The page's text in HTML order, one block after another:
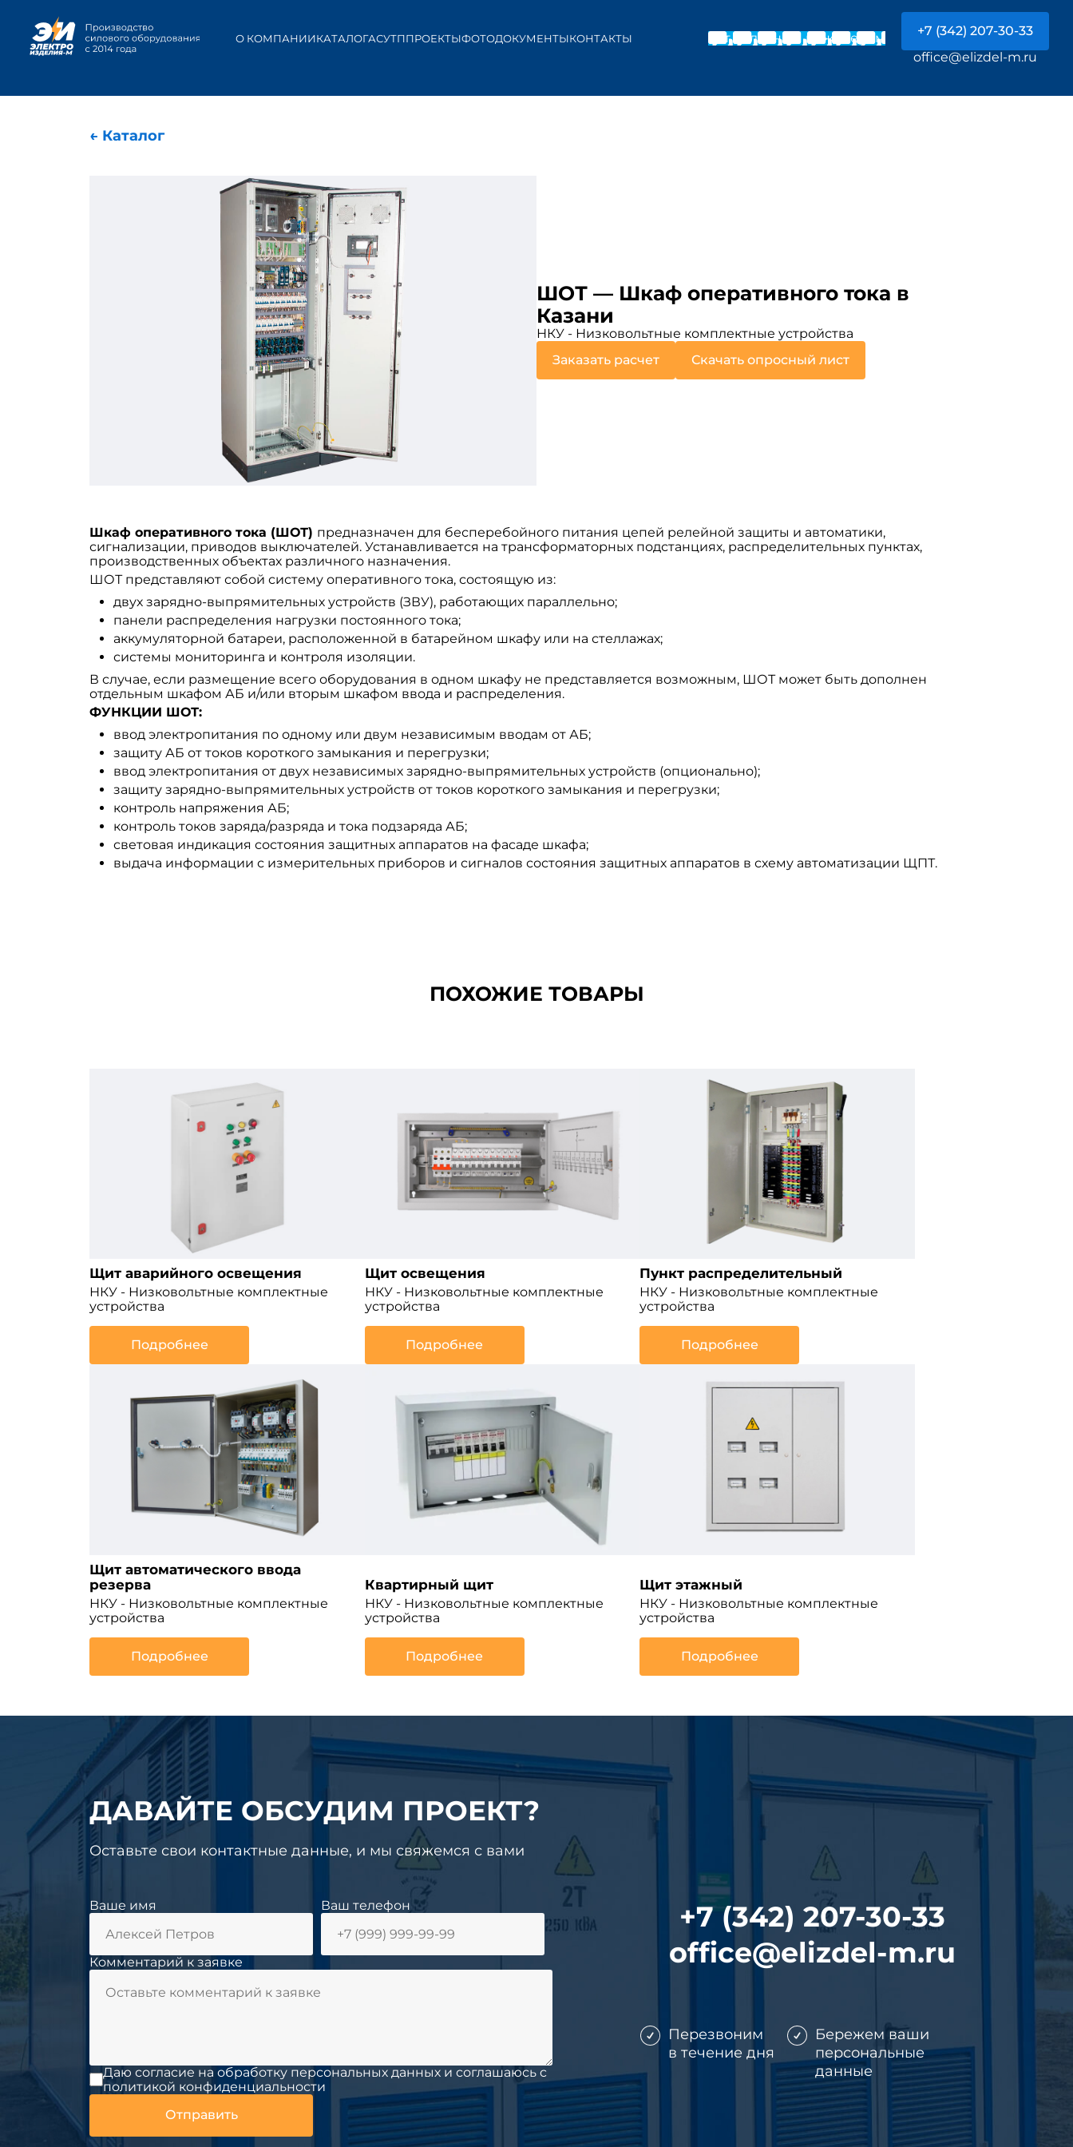
О КОМПАНИИКАТАЛОГАСУТППРОЕКТЫФОТОДОКУМЕНТЫКОНТАКТЫ Чат с главным инженером
+7 (342) 207-30-33
office@elizdel-m.ru
← Каталог
ШОТ — Шкаф оперативного тока в
Казани
НКУ - Низковольтные комплектные устройства
Заказать расчет
Скачать опросный лист
Шкаф оперативного тока (ШОТ) предназначен для бесперебойного питания цепей релейной защиты и автоматики,
сигнализации, приводов выключателей. Устанавливается на трансформаторных подстанциях, распределительных пунктах,
производственных объектах различного назначения.
ШОТ представляют собой систему оперативного тока, состоящую из:
двух зарядно-выпрямительных устройств (ЗВУ), работающих параллельно;
панели распределения нагрузки постоянного тока;
аккумуляторной батареи, расположенной в батарейном шкафу или на стеллажах;
системы мониторинга и контроля изоляции.
В случае, если размещение всего оборудования в одном шкафу не представляется возможным, ШОТ может быть дополнен
отдельным шкафом АБ и/или вторым шкафом ввода и распределения.
ФУНКЦИИ ШОТ:
ввод электропитания по одному или двум независимым вводам от АБ;
защиту АБ от токов короткого замыкания и перегрузки;
ввод электропитания от двух независимых зарядно-выпрямительных устройств (опционально);
защиту зарядно-выпрямительных устройств от токов короткого замыкания и перегрузки;
контроль напряжения АБ;
контроль токов заряда/разряда и тока подзаряда АБ;
световая индикация состояния защитных аппаратов на фасаде шкафа;
выдача информации с измерительных приборов и сигналов состояния защитных аппаратов в схему автоматизации ЩПТ.
ПОХОЖИЕ ТОВАРЫ
Щит аварийного освещения
НКУ - Низковольтные комплектные
устройства
Подробнее
Щит освещения
НКУ - Низковольтные комплектные
устройства
Подробнее
Пункт распределительный
НКУ - Низковольтные комплектные
устройства
Подробнее
Щит автоматического ввода
резерва
НКУ - Низковольтные комплектные
устройства
Подробнее
Квартирный щит
НКУ - Низковольтные комплектные
устройства
Подробнее
Щит этажный
НКУ - Низковольтные комплектные
устройства
Подробнее
ДАВАЙТЕ ОБСУДИМ ПРОЕКТ?
Оставьте свои контактные данные, и мы свяжемся с вами
Ваше имя Ваш телефон
Комментарий к заявке
Даю согласие на обработку персональных данных и соглашаюсь c
политикой конфиденциальности
+7 (342) 207-30-33
office@elizdel-m.ru
Перезвоним
в течение дня
Бережем ваши
персональные
данные